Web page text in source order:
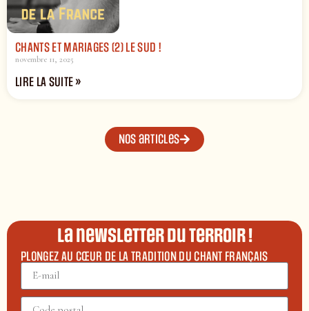
CHANTS ET MARIAGES (2) LE SUD !
novembre 11, 2025
LIRE LA SUITE »
Nos articles
La newsletter du terroir !
PLONGEZ AU CŒUR DE LA TRADITION DU CHANT FRANÇAIS